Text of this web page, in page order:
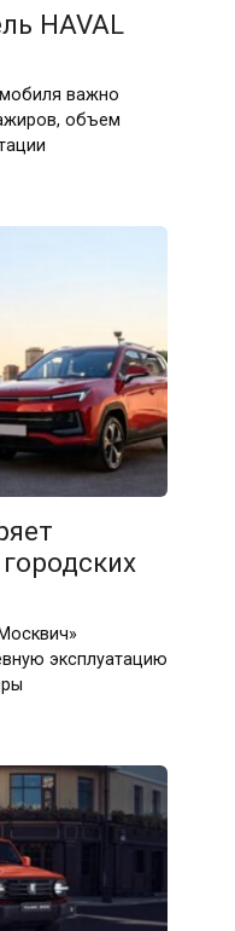
HAVAL
важно
объем
эксплуатацию